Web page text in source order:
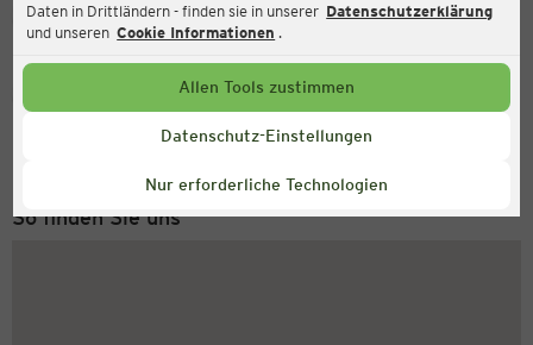
Daten in Drittländern - finden sie in unserer Datenschutzerklärung
und unseren Cookie Informationen .
Allen Tools zustimmen
Datenschutz-Einstellungen
Nur erforderliche Technologien
Aktuell:
Geschlossen
Service Hotline
+49 (0) 2546 / 98 999 98
So finden Sie uns